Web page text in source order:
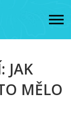
JAK
MĚLO